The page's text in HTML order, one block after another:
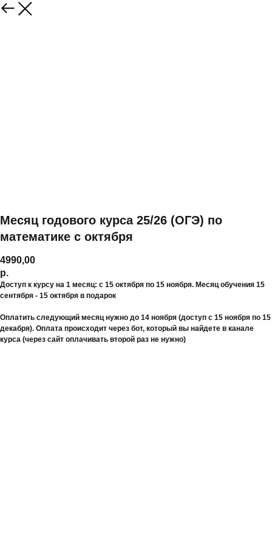
Месяц годового курса 25/26 (ОГЭ) по
математике с октября
4990,00
р.
Доступ к курсу на 1 месяц: с 15 октября по 15 ноября. Месяц обучения 15
сентября - 15 октября в подарок
Оплатить следующий месяц нужно до 14 ноября (доступ с 15 ноября по 15
декабря). Оплата происходит через бот, который вы найдете в канале
курса (через сайт оплачивать второй раз не нужно)